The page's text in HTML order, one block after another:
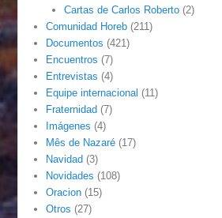
Cartas de Carlos Roberto(2)
Comunidad Horeb (211)
Documentos (421)
Encuentros (7)
Entrevistas (4)
Equipe internacional (11)
Fraternidad (7)
Imágenes (4)
Mês de Nazaré (17)
Navidad (3)
Novidades (108)
Oracion (15)
Otros (27)